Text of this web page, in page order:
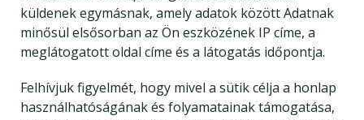
küldenek egymásnak, amely adatok között Adatnak
minősül elsősorban az Ön eszközének IP címe, a
meglátogatott oldal címe és a látogatás időpontja.
Felhívjuk figyelmét, hogy mivel a sütik célja a honlap
használhatóságának és folyamatainak támogatása,